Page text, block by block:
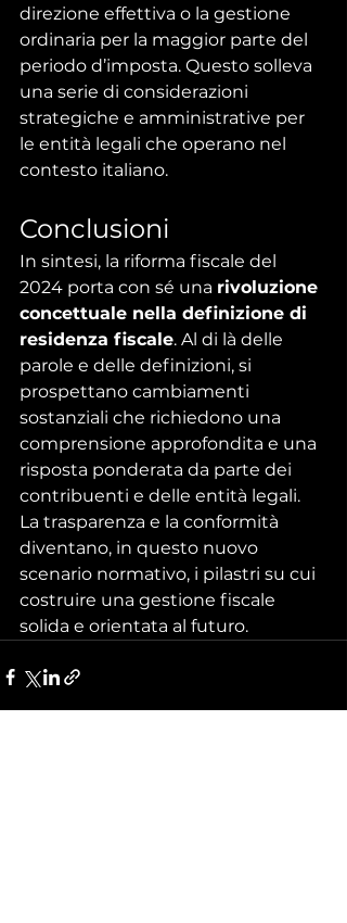
direzione effettiva o la gestione
ordinaria per la maggior parte del
periodo d’imposta. Questo solleva
una serie di considerazioni
strategiche e amministrative per
le entità legali che operano nel
contesto italiano.
Conclusioni
In sintesi, la riforma fiscale del
2024 porta con sé una rivoluzione
concettuale nella definizione di
residenza fiscale. Al di là delle
parole e delle definizioni, si
prospettano cambiamenti
sostanziali che richiedono una
comprensione approfondita e una
risposta ponderata da parte dei
contribuenti e delle entità legali.
La trasparenza e la conformità
diventano, in questo nuovo
scenario normativo, i pilastri su cui
costruire una gestione fiscale
solida e orientata al futuro.